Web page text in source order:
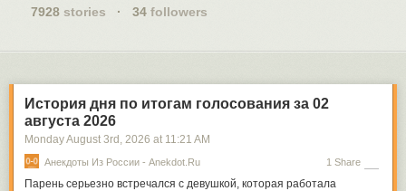
7928 stories · 34 followers
История дня по итогам голосования за 02
августа 2026
Monday August 3rd , 2026 at 11:21 AM
Анекдоты Из России - Anekdot.ru 1 Share
Парень серьезно встречался с девушкой, которая работала